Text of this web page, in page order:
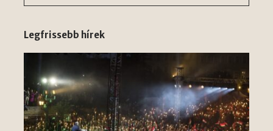
Legfrissebb hírek